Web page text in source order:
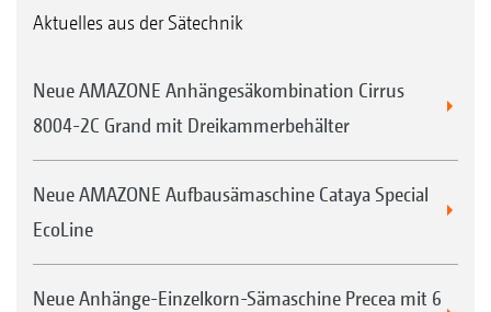
Aktuelles aus der Sätechnik
Neue AMAZONE Anhängesäkombination Cirrus
8004-2C Grand mit Dreikammerbehälter
Neue AMAZONE Aufbausämaschine Cataya Special
EcoLine
Neue Anhänge-Einzelkorn-Sämaschine Precea mit 6